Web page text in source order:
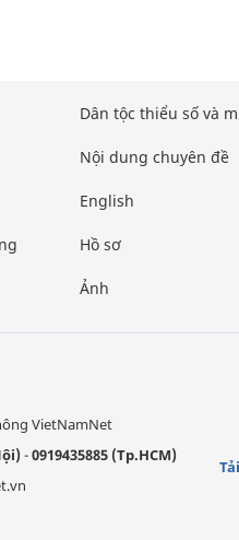
Dân tộc thiểu số và
Nội dung chuyên đề
English
Hồ sơ
Ảnh
VietNamNet
-0919435885 (Tp.HCM)